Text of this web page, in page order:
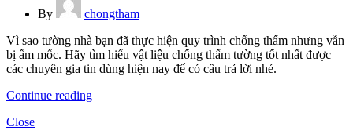
By
chongtham
Vì sao tường nhà bạn đã thực hiện quy trình chống thấm nhưng vẫn
bị ẩm mốc. Hãy tìm hiểu vật liệu chống thấm tường tốt nhất được
các chuyên gia tin dùng hiện nay để có câu trả lời nhé.
Continue reading
Close